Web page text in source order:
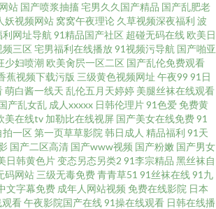
清啪免费视频 欧美性交派对 尤物影院点击进入 国产
区 亚洲色图2P 丰满老熟女一级 欧美吃骚逼午夜福利
成人va视频国产 麻花传媒一二三区入口 先锋资源网站
夜伦锂片中 不卡一区 巨胸美女狂喷奶水www网麻豆
bt吧最全的高清bt种子下载站 久久爱88热 午夜福利在
久草香蕉97 天堂2019线线在看 97com 黄页仓库
站 国产喷浆抽搐宅男久久国产精品 国产乱肥老
妖视频网站 窝窝午夜理论 久草视频深夜福利 波
利网址导航 91精品国产社区 超碰无码在线 欧美日
频三区 宅男福利在线播放91视频污导航 国产啪亚
少妇喷潮 欧美肏屄一区二区 国产乱伦免费观看
蕉视频下载污版 三级黄色视频网址 午夜99 91日
萌白酱一线天 乱伦五月天婷婷 美腿丝袜在线观看
产乱女乱 成人xxxxx 日韩伦理片91色爱 免费黄
美在线tv 加勒比在线视屏 国产美女在线免费91
拍一区 第一页草草影院 韩日成人 精品福利 91天
国产二区高清 国产www视频 国产粉嫩 国产男女
日韩黄色片变态另态另类2 91李宗精品 黑丝袜自
码网站 三级无毒免费青青草51 91丝袜在线91九
文字幕免费 成年人网站视频 免费在线影院 日本
看午夜影院国产在线91操在线观看 日韩在线播